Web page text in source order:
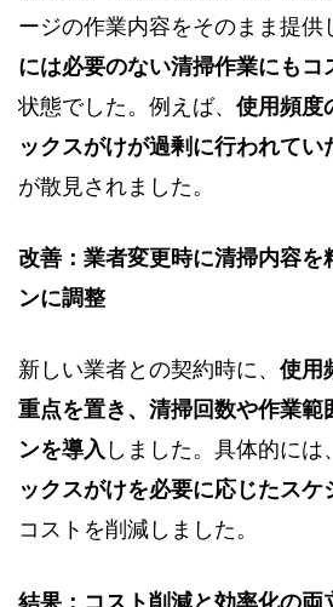
ージの作業内容をそのまま提供
には必要のない清掃作業にもコ
状態でした。例えば、 使用頻度
ックスがけが過剰に行われてい
が散見されました。
改善：業者変更時に清掃内容を
ンに調整
新しい業者との契約時に、 使用
重点を置き、清掃回数や作業範
ンを導入 しました。具体的には、
ックスがけを必要に応じたスケ
コストを削減しました。
結果：コスト削減と効率化の両